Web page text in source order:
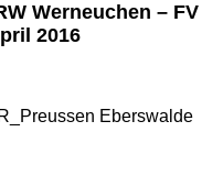
Werneuchen – FV
2016